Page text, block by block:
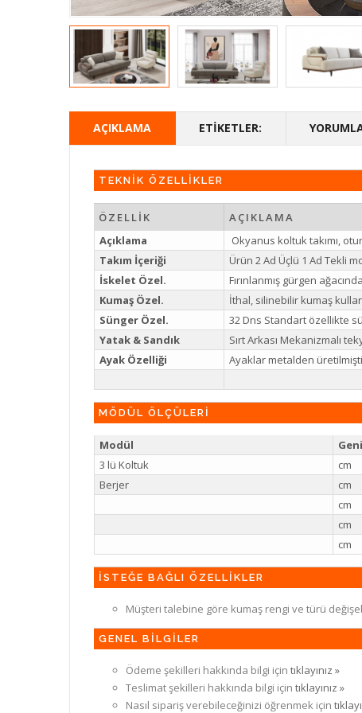
AÇIKLAMA ETIKETLER:
TEKNİK ÖZELLİKLER
ÖZELLİK
AÇIKLAMA
Açıklama
Okyanus koltuk takımı,
Takım İçeriği
Ürün 2 Ad Üçlü 1 Ad Tekli
İskelet Özel.
Fırınlanmış gürgen
Kumaş Özel.
İthal, silinebilir kumaş
Sünger Özel.
32 Dns Standart özellikte
Yatak & Sandık
Sırt Arkası Mekanizmalı
Ayak Özelliği
Ayaklar metalden
MÖDÜL ÖLÇÜLERİ
Modül
3 lü Koltuk
cm
Berjer
cm
cm
cm
cm
İSTEĞE BAĞLI ÖZELLİKLER
Müşteri talebine göre kumaş rengi ve türü
GENEL BİLGİLER
Ödeme şekilleri hakkında bilgi için tıklayınız »
Teslimat şekilleri hakkında bilgi için tıklayınız »
Nasıl sipariş verebileceğinizi öğrenmek için